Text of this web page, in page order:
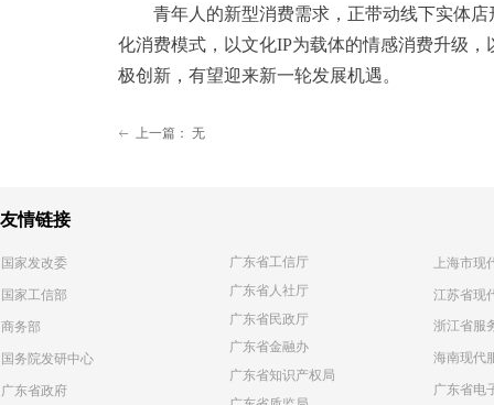
青年人的新型消费需求，正带动线下实体店
化消费模式，以文化IP为载体的情感消费升级
极创新，有望迎来新一轮发展机遇。
ꂃ 上一篇： 无
友情链接
国家发改委
国家工信部
商务部
国务院发研中心
广东省政府
广东省工信厅
广东省人社厅
广东省民政厅
广东省金融办
广东省知识产权局
上海市现
江苏省现
浙江省服
海南现代
广东省电